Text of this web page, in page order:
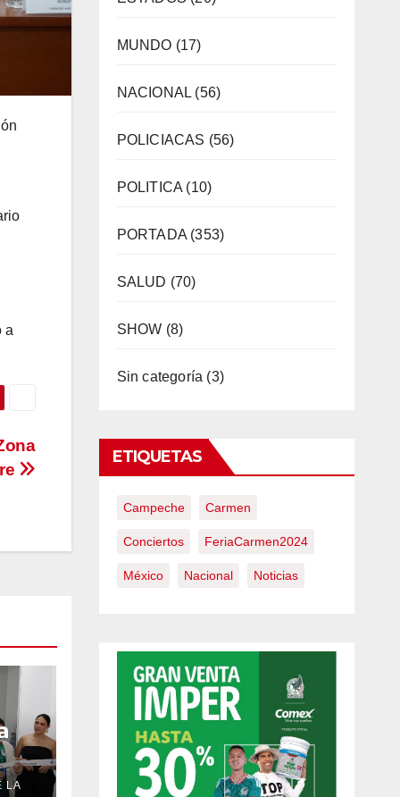
a
LA
MUNDO (17)
NACIONAL (56)
POLICIACAS (56)
POLITICA (10)
PORTADA(353)
SALUD (70)
SHOW (8)
Sin categoría (3)
ETIQUETAS
Campeche Carmen
Conciertos FeriaCarmen2024
México Nacional Noticias